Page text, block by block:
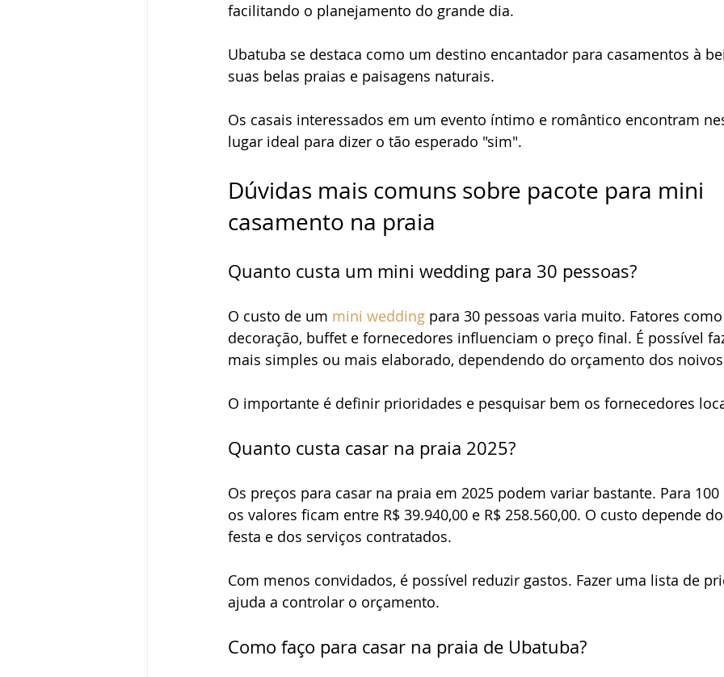
facilitando o planejamento do grande dia.
Ubatuba se destaca como um destino encantador para casamentos à
suas belas praias e paisagens naturais.
Os casais interessados em um evento íntimo e romântico encontram
lugar ideal para dizer o tão esperado "sim".
Dúvidas mais comuns sobre pacote para mini
casamento na praia
Quanto custa um mini wedding para 30 pessoas?
O custo de um mini wedding para 30 pessoas varia muito. Fatores
decoração, buffet e fornecedores influenciam o preço final. É possível
mais simples ou mais elaborado, dependendo do orçamento dos
O importante é definir prioridades e pesquisar bem os fornecedores
Quanto custa casar na praia 2025?
Os preços para casar na praia em 2025 podem variar bastante. Para
os valores ficam entre R$ 39.940,00 e R$ 258.560,00. O custo depende
festa e dos serviços contratados.
Com menos convidados, é possível reduzir gastos. Fazer uma lista de
ajuda a controlar o orçamento.
Como faço para casar na praia de Ubatuba?